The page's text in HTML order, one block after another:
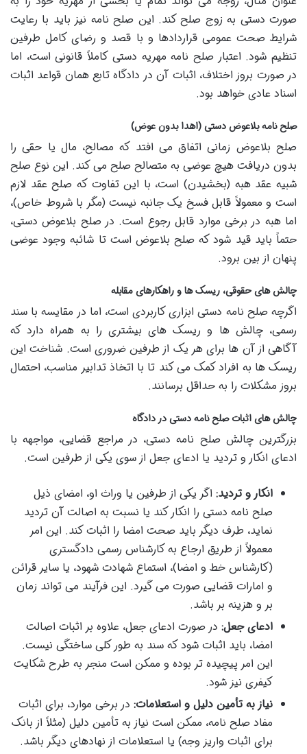
صورت دستی به زوج صلح کند. این صلح نامه نیز باید با رعایت
شرایط صحت عمومی قراردادها و با قصد و رضای کامل طرفین
تنظیم شود. اعتبار صلح نامه مهریه دستی کاملاً قانونی است، اما
در صورت بروز اختلاف، اثبات آن در دادگاه تابع همان قواعد اثبات
اسناد عادی خواهد بود.
صلح نامه بلاعوض دستی (اهدا بدون عوض)
صلح بلاعوض زمانی اتفاق می افتد که مصالح، مال یا حقی را
بدون دریافت هیچ عوضی به متصالح صلح می کند. این نوع صلح
شبیه عقد هبه (بخشیدن) است، با این تفاوت که صلح عقد لازم
است و معمولاً قابل فسخ یک جانبه نیست (مگر با شروط خاص)،
اما هبه در برخی موارد قابل رجوع است. در صلح بلاعوض دستی،
حتماً باید قید شود که صلح بلاعوض است تا شائبه وجود عوضی
پنهان از بین برود.
چالش های حقوقی، ریسک ها و راهکارهای مقابله
اگرچه صلح نامه دستی ابزاری کاربردی است، اما در مقایسه با سند
رسمی، چالش ها و ریسک های بیشتری را به همراه دارد که
آگاهی از آن ها برای هر یک از طرفین ضروری است. شناخت این
ریسک ها به افراد کمک می کند تا با اتخاذ تدابیر مناسب، احتمال
بروز مشکلات را به حداقل برسانند.
چالش های اثبات صلح نامه دستی در دادگاه
بزرگترین چالش صلح نامه دستی، در مراجع قضایی، مواجهه با
ادعای انکار و تردید یا ادعای جعل از سوی یکی از طرفین است.
انکار و تردید: اگر یکی از طرفین یا وراث او، امضای ذیل
صلح نامه دستی را انکار کند یا نسبت به اصالت آن تردید
نماید، طرف دیگر باید صحت امضا را اثبات کند. این امر
معمولاً از طریق ارجاع به کارشناس رسمی دادگستری
(کارشناس خط و امضا)، استماع شهادت شهود، یا سایر قرائن
و امارات قضایی صورت می گیرد. این فرآیند می تواند زمان
بر و هزینه بر باشد.
ادعای جعل: در صورت ادعای جعل، علاوه بر اثبات اصالت
امضا، باید اثبات شود که سند به طور کلی ساختگی نیست.
این امر پیچیده تر بوده و ممکن است منجر به طرح شکایت
کیفری نیز شود.
نیاز به تأمین دلیل و استعلامات: در برخی موارد، برای اثبات
مفاد صلح نامه، ممکن است نیاز به تأمین دلیل (مثلاً از بانک
برای اثبات واریز وجه) یا استعلامات از نهادهای دیگر باشد.